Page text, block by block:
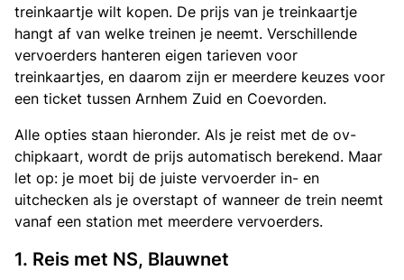
treinkaartje wilt kopen. De prijs van je treinkaartje
hangt af van welke treinen je neemt. Verschillende
vervoerders hanteren eigen tarieven voor
treinkaartjes, en daarom zijn er meerdere keuzes voor
een ticket tussen Arnhem Zuid en Coevorden.
Alle opties staan hieronder. Als je reist met de ov-
chipkaart, wordt de prijs automatisch berekend. Maar
let op: je moet bij de juiste vervoerder in- en
uitchecken als je overstapt of wanneer de trein neemt
vanaf een station met meerdere vervoerders.
1. Reis met NS, Blauwnet